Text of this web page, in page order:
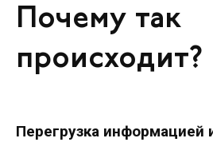
Почему так
происходит?
Перегрузка информацией